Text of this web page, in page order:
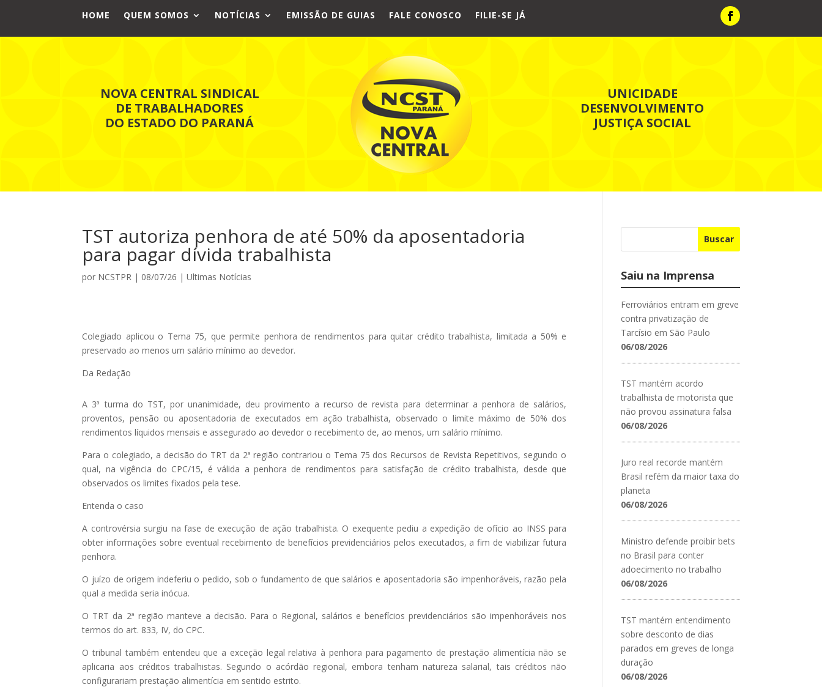
HOME QUEM SOMOS NOTÍCIAS EMISSÃO DE GUIAS FALE CONOSCO FILIE-SE JÁ
NOVA CENTRAL SINDICAL
DE TRABALHADORES
DO ESTADO DO PARANÁ
UNICIDADE
DESENVOLVIMENTO
JUSTIÇA SOCIAL
TST autoriza penhora de até 50% da aposentadoria
para pagar dívida trabalhista
por NCSTPR | 08/07/26 |Ultimas Notícias
Colegiado aplicou o Tema 75, que permite penhora de rendimentos para quitar crédito trabalhista, limitada a 50% e
preservado ao menos um salário mínimo ao devedor.
Da Redação
A 3ª turma do TST, por unanimidade, deu provimento a recurso de revista para determinar a penhora de salários,
proventos, pensão ou aposentadoria de executados em ação trabalhista, observado o limite máximo de 50% dos
rendimentos líquidos mensais e assegurado ao devedor o recebimento de, ao menos, um salário mínimo.
Para o colegiado, a decisão do TRT da 2ª região contrariou o Tema 75 dos Recursos de Revista Repetitivos, segundo o
qual, na vigência do CPC/15, é válida a penhora de rendimentos para satisfação de crédito trabalhista, desde que
observados os limites fixados pela tese.
Entenda o caso
A controvérsia surgiu na fase de execução de ação trabalhista. O exequente pediu a expedição de ofício ao INSS para
obter informações sobre eventual recebimento de benefícios previdenciários pelos executados, a fim de viabilizar futura
penhora.
O juízo de origem indeferiu o pedido, sob o fundamento de que salários e aposentadoria são impenhoráveis, razão pela
qual a medida seria inócua.
O TRT da 2ª região manteve a decisão. Para o Regional, salários e benefícios previdenciários são impenhoráveis nos
termos do art. 833, IV, do CPC.
O tribunal também entendeu que a exceção legal relativa à penhora para pagamento de prestação alimentícia não se
aplicaria aos créditos trabalhistas. Segundo o acórdão regional, embora tenham natureza salarial, tais créditos não
configurariam prestação alimentícia em sentido estrito.
Buscar
Saiu na Imprensa
Ferroviários entram em greve
contra privatização de
Tarcísio em São Paulo
06/08/2026
TST mantém acordo
trabalhista de motorista que
não provou assinatura falsa
06/08/2026
Juro real recorde mantém
Brasil refém da maior taxa do
planeta
06/08/2026
Ministro defende proibir bets
no Brasil para conter
adoecimento no trabalho
06/08/2026
TST mantém entendimento
sobre desconto de dias
parados em greves de longa
duração
06/08/2026